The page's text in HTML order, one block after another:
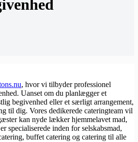
, hvor vi tilbyder professionel
Uanset om du planlægger et
begivenhed eller et særligt arrangement,
til dig. Vores dedikerede cateringteam vil
kan nyde lækker hjemmelavet mad,
specialiserede inden for selskabsmad,
buffet catering og catering til alle